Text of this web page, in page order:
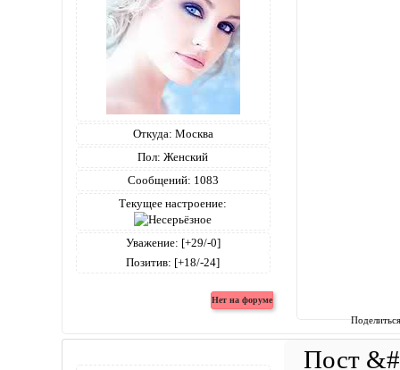
Откуда: Москва
Пол: Женский
Сообщений: 1083
Текущее настроение:
Уважение: [+29/-0]
Позитив: [+18/-24]